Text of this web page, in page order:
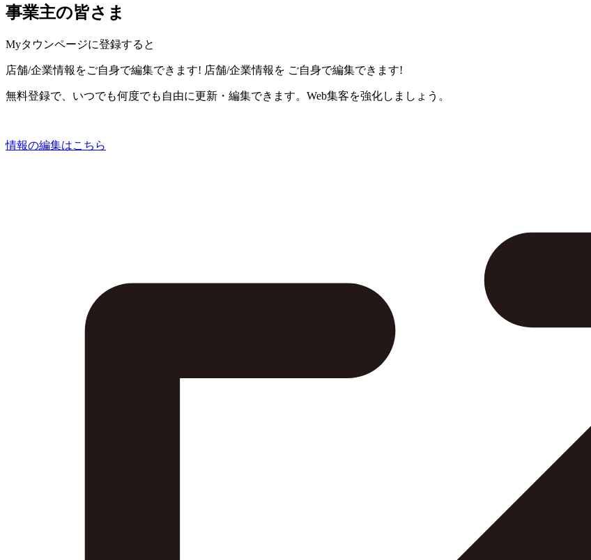
事業主の皆さま
Myタウンページに登録すると
店舗/企業情報をご自身で編集できます! 店舗/企業情報を ご自身で編集できます!
無料登録で、いつでも何度でも自由に更新・編集できます。Web集客を強化しましょう。
情報の編集はこちら